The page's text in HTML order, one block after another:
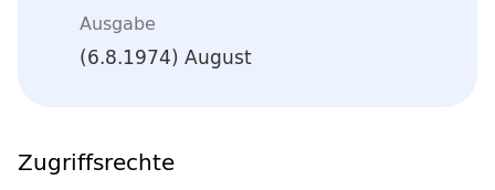
Ausgabe
(6.8.1974) August
Zugriffsrechte